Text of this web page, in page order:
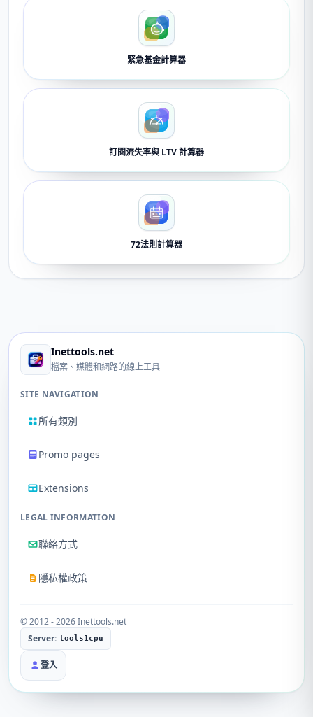
緊急基金計算器
訂閱流失率與 LTV 計算器
72法則計算器
Inettools.net
檔案、媒體和網路的線上工具
SITE NAVIGATION
所有類別
Promo pages
Extensions
LEGAL INFORMATION
聯絡方式
隱私權政策
© 2012 - 2026 Inettools.net
Server: tools1cpu
登入